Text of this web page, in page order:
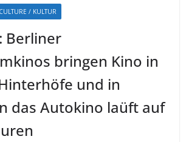
CULTURE / KULTUR
Berliner
bringen Kino in
und in
das Autokino laüft auf